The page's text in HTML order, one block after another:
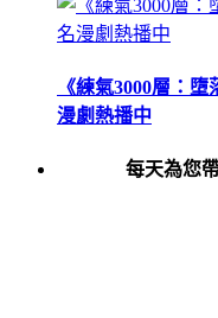
《練氣3000層：
漫劇熱播中
每天為您